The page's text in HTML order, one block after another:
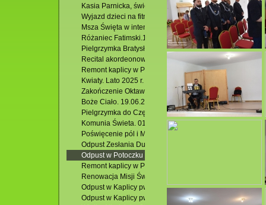
Kasia Parnicka, świecka misjonarka, posługującą w
Wyjazd dzieci na fitness do Zamościa. 25.10.2025 r.
Msza Święta w intencji Róż Różańcowych. 07.10.2025 r.
Różaniec Fatimski.13.09.2025 r.
Pielgrzymka Bratysława - Wiedeń. 19 -21.08.2025 r.
Recital akordeonowy Dawida Rydza. 20.08.2025 r.
Remont kaplicy w Potoczku 2025
Kwiaty. Lato 2025 r.
Zakończenie Oktawy Bożego Ciała. 26.06.2025 r.
Boże Ciało. 19.06.2025 r.
Pielgrzymka do Częstochowy
Komunia Świeta. 01,06.2025 r.
Poświęcenie pól i Msza Święta w Hutkach. 18.05.2025 r.
Odpust Zesłania Ducha Świętego poprzedzony
Odpust w Potoczku ku czci Św. BP. Stanisława.
Remont kaplicy w Potoczku.04.05.2025 r
Renowacja Misji Świętych w parafii Ducha Św. w
Odpust w Kaplicy pw. Miłosierdzia Bożego w Jacni.
Odpust w Kaplicy pw. Miłosierdzia Bożego w Jacni.